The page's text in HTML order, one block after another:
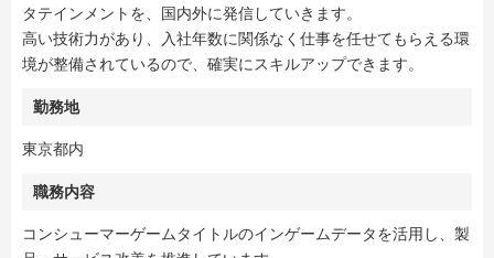
タテインメントを、国内外に発信していきます。
高い技術力があり、入社年数に関係なく仕事を任せてもらえる環
境が整備されているので、確実にスキルアップできます。
勤務地
東京都内
職務内容
コンシューマーゲームタイトルのインゲームデータを活用し、製